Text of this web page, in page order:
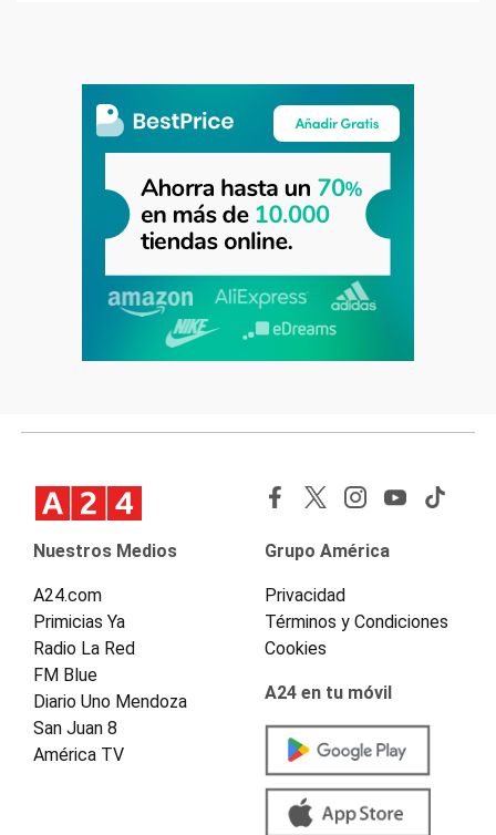
Nuestros Medios
A24.com
Primicias Ya
Radio La Red
FM Blue
Diario Uno Mendoza
San Juan 8
América TV
Grupo América
Privacidad
Términos y Condiciones
Cookies
A24 en tu móvil